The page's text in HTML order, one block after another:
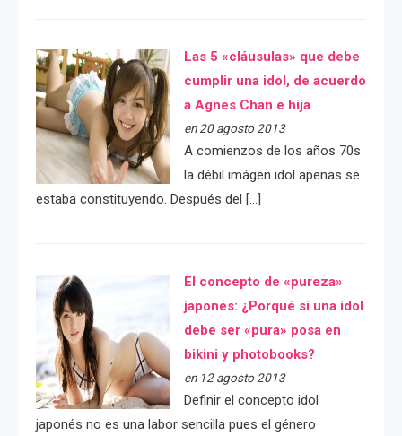
Las 5 «cláusulas» que debe
cumplir una idol, de acuerdo
a Agnes Chan e hija
en 20 agosto 2013
A comienzos de los años 70s
la débil imágen idol apenas se
estaba constituyendo. Después del […]
El concepto de «pureza»
japonés: ¿Porqué si una idol
debe ser «pura» posa en
bikini y photobooks?
en 12 agosto 2013
Definir el concepto idol
japonés no es una labor sencilla pues el género